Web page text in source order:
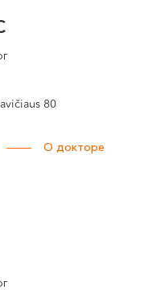
80
О докторе